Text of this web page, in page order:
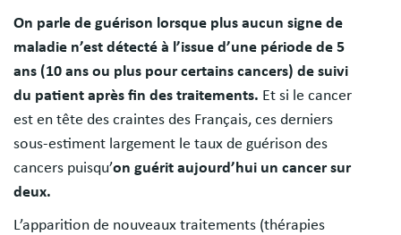
On parle de guérison lorsque plus aucun signe de
maladie n’est détecté à l’issue d’une période de 5
ans (10 ans ou plus pour certains cancers) de suivi
du patient après fin des traitements. Et si le cancer
est en tête des craintes des Français, ces derniers
sous-estiment largement le taux de guérison des
cancers puisqu’on guérit aujourd’hui un cancer sur
deux.
L’apparition de nouveaux traitements (thérapies